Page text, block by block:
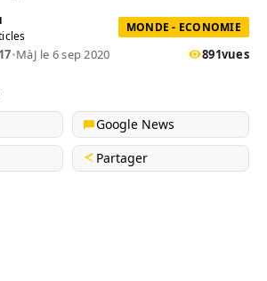
MONDE - ECONOMIE
•MàJ le 6 sep 2020 891vues
Google News
Partager